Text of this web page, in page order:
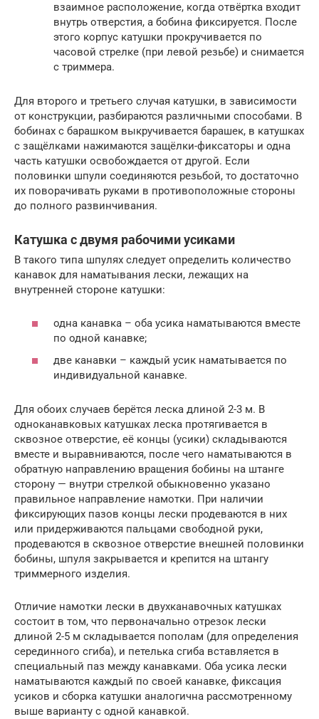
взаимное расположение, когда отвёртка входит
внутрь отверстия, а бобина фиксируется. После
этого корпус катушки прокручивается по
часовой стрелке (при левой резьбе) и снимается
с триммера.
Для второго и третьего случая катушки, в зависимости
от конструкции, разбираются различными способами. В
бобинах с барашком выкручивается барашек, в катушках
с защёлками нажимаются защёлки-фиксаторы и одна
часть катушки освобождается от другой. Если
половинки шпули соединяются резьбой, то достаточно
их поворачивать руками в противоположные стороны
до полного развинчивания.
Катушка с двумя рабочими усиками
В такого типа шпулях следует определить количество
канавок для наматывания лески, лежащих на
внутренней стороне катушки:
одна канавка – оба усика наматываются вместе
по одной канавке;
две канавки – каждый усик наматывается по
индивидуальной канавке.
Для обоих случаев берётся леска длиной 2-3 м. В
одноканавковых катушках леска протягивается в
сквозное отверстие, её концы (усики) складываются
вместе и выравниваются, после чего наматываются в
обратную направлению вращения бобины на штанге
сторону — внутри стрелкой обыкновенно указано
правильное направление намотки. При наличии
фиксирующих пазов концы лески продеваются в них
или придерживаются пальцами свободной руки,
продеваются в сквозное отверстие внешней половинки
бобины, шпуля закрывается и крепится на штангу
триммерного изделия.
Отличие намотки лески в двухканавочных катушках
состоит в том, что первоначально отрезок лески
длиной 2-5 м складывается пополам (для определения
серединного сгиба), и петелька сгиба вставляется в
специальный паз между канавками. Оба усика лески
наматываются каждый по своей канавке, фиксация
усиков и сборка катушки аналогична рассмотренному
выше варианту с одной канавкой.